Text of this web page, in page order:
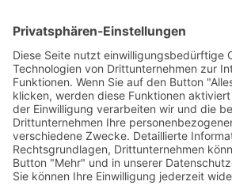
*
Ihre Kontaktdaten aus dem
werden ausschließlich für den
Newsletters verwendet und